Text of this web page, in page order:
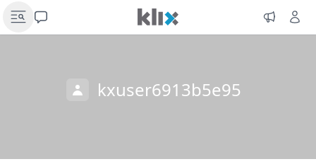
kxuser6913b5e95